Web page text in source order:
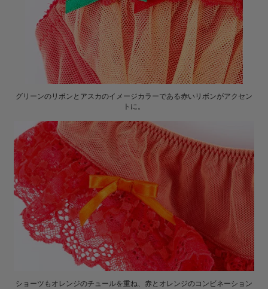
グリーンのリボンとアスカのイメージカラーである赤いリボンがアクセン
トに。
ショーツもオレンジのチュールを重ね、赤とオレンジのコンビネーション